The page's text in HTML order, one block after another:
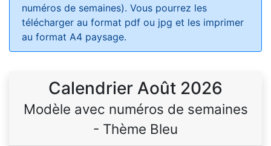
numéros de semaines). Vous pourrez les
télécharger au format pdf ou jpg et les imprimer
au format A4 paysage.
Calendrier Août 2026
Modèle avec numéros de semaines
- Thème Bleu